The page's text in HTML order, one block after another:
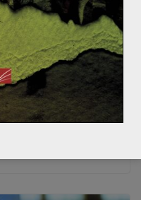
des ZEE –